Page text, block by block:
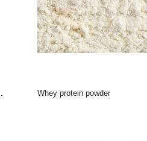
whey protein powder